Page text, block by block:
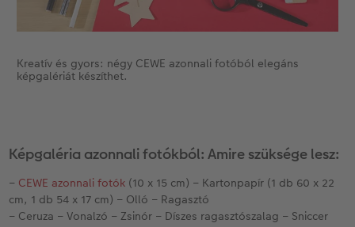
CEWE myPhotos
Kreatív és gyors: négy CEWE azonnali fotóból elegáns
képgalériát készíthet.
Képgaléria azonnali fotókból: Amire szüksége lesz:
– CEWE azonnali fotók (10 x 15 cm) – Kartonpapír (1 db 60 x 22
cm, 1 db 54 x 17 cm) – Olló – Ragasztó
– Ceruza – Vonalzó – Zsinór – Díszes ragasztószalag – Sniccer